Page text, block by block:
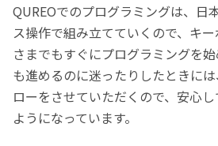
QUREOでのプログラミングは、日
ス操作で組み立てていくので、キ
さまでもすぐにプログラミングを
も進めるのに迷ったりしたときに
ローをさせていただくので、安心
ようになっています。